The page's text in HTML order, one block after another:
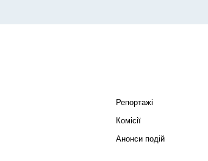
Репортажі
Комісії
Анонси подій